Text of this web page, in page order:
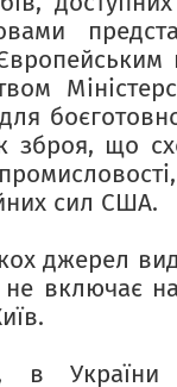
зброя, що
сил США.
джерел
включає
в України